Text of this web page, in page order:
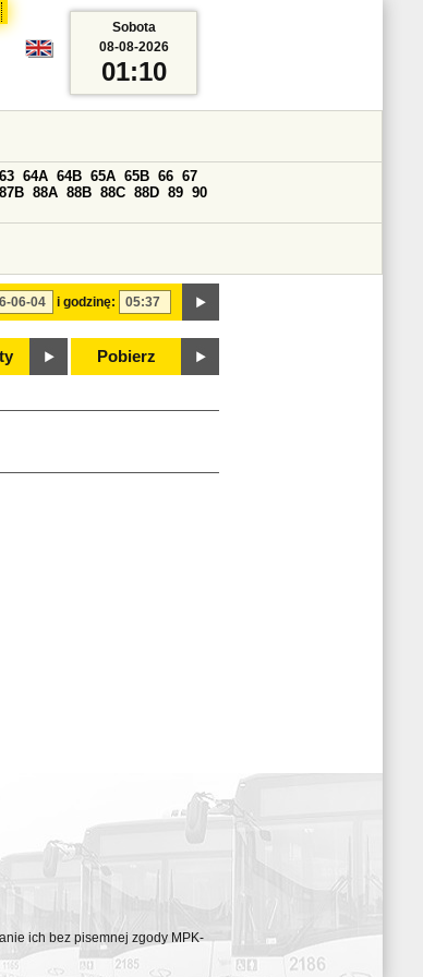
i godzinę:
63 64A 64B 65A 65B 66 67
87B 88A 88B 88C 88D 89 90
Pobierz
Sobota
08-08-2026
01:10
ich bez pisemnej zgody MPK-